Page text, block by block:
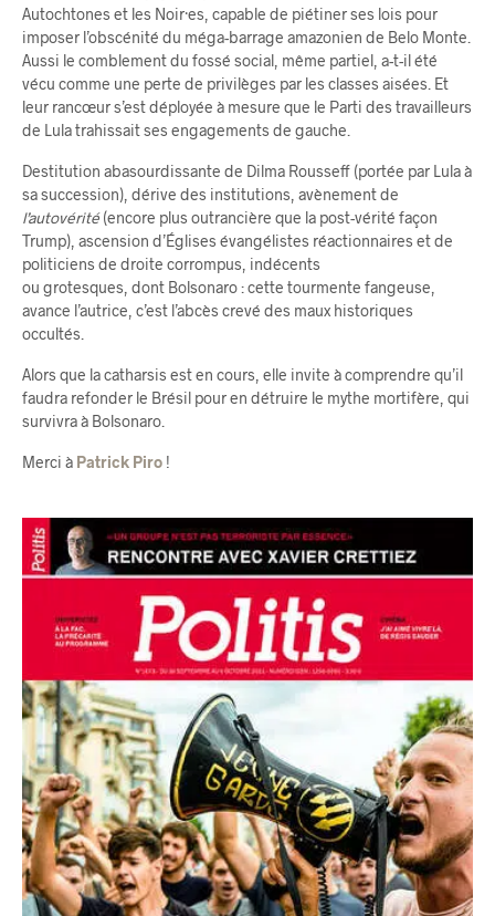
Autochtones et les Noir·es, capable de piétiner ses lois pour
imposer l’obscénité du méga-barrage amazonien de Belo Monte.
Aussi le comblement du fossé social, même partiel, a-t-il été
vécu comme une perte de privilèges par les classes aisées. Et
leur rancœur s’est déployée à mesure que le Parti des travailleurs
de Lula trahissait ses engagements de gauche.
Destitution abasourdissante de Dilma Rousseff (portée par Lula à
sa succession), dérive des institutions, avènement de
l’autovérité(encore plus outrancière que la post-vérité façon
Trump), ascension d’Églises évangélistes réactionnaires et de
politiciens de droite corrompus, indécents
ou grotesques, dont Bolsonaro : cette tourmente fangeuse,
avance l’autrice, c’est l’abcès crevé des maux historiques
occultés.
Alors que la catharsis est en cours, elle invite à comprendre qu’il
faudra refonder le Brésil pour en détruire le mythe mortifère, qui
survivra à Bolsonaro.
Merci à Patrick Piro !